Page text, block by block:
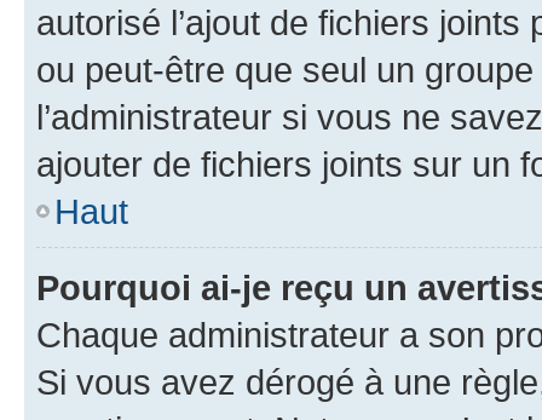
autorisé l’ajout de fichiers
ou peut-être que seul un
l’administrateur si vous ne
ajouter de fichiers joints sur un
Haut
Pourquoi ai-je reçu un
Chaque administrateur a son
Si vous avez dérogé à une